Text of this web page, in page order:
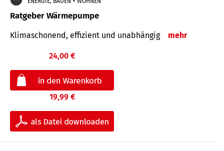
Ratgeber Wärmepumpe
Klimaschonend, effizient und unabhängig mehr
24,00 €
19,99 €